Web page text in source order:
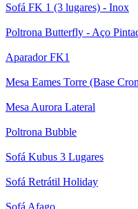
Sofá FK 1 (3 lugares) - Inox
Poltrona Butterfly - Aço
Aparador FK1
Mesa Eames Torre (Base
Mesa Aurora Lateral
Poltrona Bubble
Sofá Kubus 3 Lugares
Sofá Retrátil Holiday
Sofá Afago